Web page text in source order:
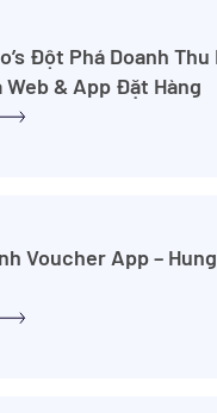
Đột Phá Doanh Thu
Web & App Đặt Hàng
Voucher App –